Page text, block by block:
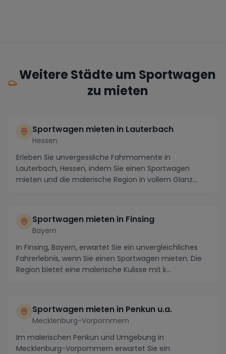
Weitere Städte um Sportwagen
zu mieten
Sportwagen mieten in Lauterbach
Hessen
Erleben Sie unvergessliche Fahrmomente in
Lauterbach, Hessen, indem Sie einen Sportwagen
mieten und die malerische Region in vollem Glanz
Sportwagen mieten in Finsing
Bayern
In Finsing, Bayern, erwartet Sie ein unvergleichliches
Fahrerlebnis, wenn Sie einen Sportwagen mieten. Die
Region bietet eine malerische Kulisse mit k...
Sportwagen mieten in Penkun u.a.
Mecklenburg-Vorpommern
Im malerischen Penkun und Umgebung in
Mecklenburg-Vorpommern erwartet Sie ein